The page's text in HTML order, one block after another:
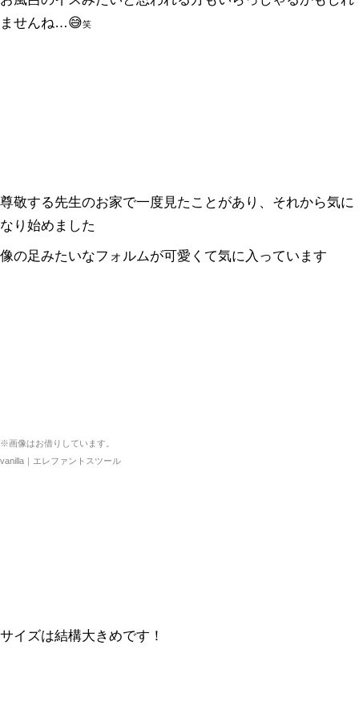
ませんね…😅笑
尊敬する先生のお家で一度見たことがあり、それから気に
なり始めました
像の足みたいなフォルムが可愛くて気に入っています
※画像はお借りしています。
vanilla｜エレファントスツール
サイズは結構大きめです！